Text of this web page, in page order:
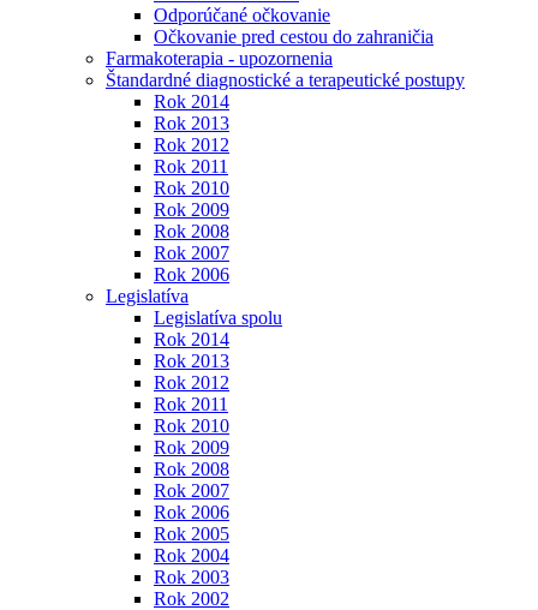
Odporúčané očkovanie
Očkovanie pred cestou do zahraničia
Farmakoterapia - upozornenia
Štandardné diagnostické a terapeutické postupy
Rok 2014
Rok 2013
Rok 2012
Rok 2011
Rok 2010
Rok 2009
Rok 2008
Rok 2007
Rok 2006
Legislatíva
Legislatíva spolu
Rok 2014
Rok 2013
Rok 2012
Rok 2011
Rok 2010
Rok 2009
Rok 2008
Rok 2007
Rok 2006
Rok 2005
Rok 2004
Rok 2003
Rok 2002